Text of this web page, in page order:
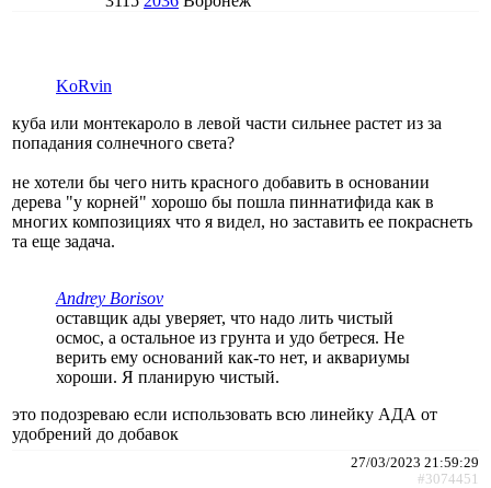
KoRvin
куба или монтекароло в левой части сильнее растет из за
попадания солнечного света?
не хотели бы чего нить красного добавить в основании
дерева "у корней" хорошо бы пошла пиннатифида как в
многих композициях что я видел, но заставить ее покраснеть
та еще задача.
Andrey Borisov
оставщик ады уверяет, что надо лить чистый
осмос, а остальное из грунта и удо бетреся. Не
верить ему оснований как-то нет, и аквариумы
хороши. Я планирую чистый.
это подозреваю если использовать всю линейку АДА от
удобрений до добавок
27/03/2023 21:59:29
#3074451